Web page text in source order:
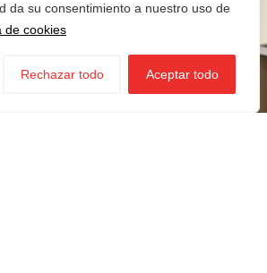
da su consentimiento a nuestro uso de
de cookies
Rechazar todo Aceptar todo